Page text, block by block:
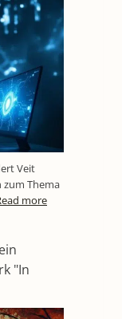
Veit
zum Thema
more
"In